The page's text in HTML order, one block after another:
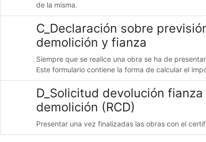
de la misma.
C_Declaración sobre
demolición y fianza
Siempre que se realice una obra se ha de
Este formulario contiene la forma de calcular el
D_Solicitud devolución
demolición (RCD)
Presentar una vez finalizadas las obras con el